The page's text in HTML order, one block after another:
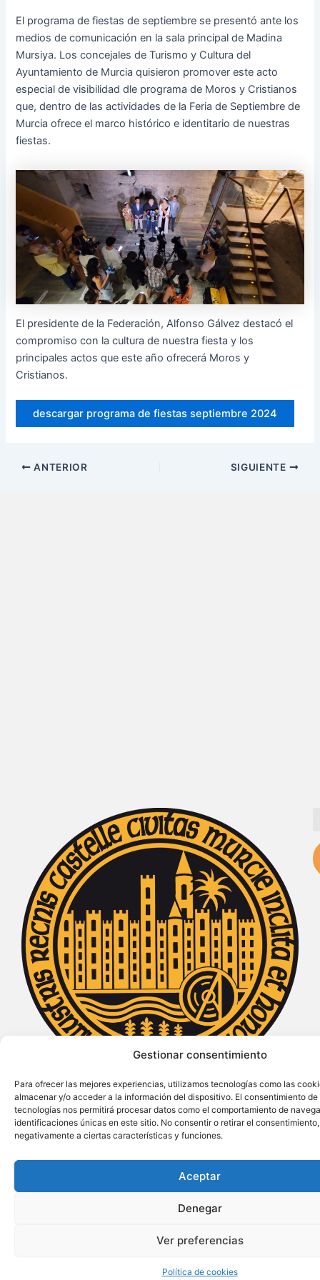
Gestionar consentimiento
Para ofrecer las mejores experiencias, utilizamos tecnologías como las
almacenar y/o acceder a la información del dispositivo. El consentimiento de
tecnologías nos permitirá procesar datos como el comportamiento de
identificaciones únicas en este sitio. No consentir o retirar el
negativamente a ciertas características y funciones.
Aceptar
Denegar
Ver preferencias
Política de cookies
e
b
o
o
k
t
a
g
r
a
m
i
p
e
d
i
a
w
El programa de fiestas de septiembre se presentó ante los
medios de comunicación en la sala principal de Madina
Mursiya. Los concejales de Turismo y Cultura del
Ayuntamiento de Murcia quisieron promover este acto
especial de visibilidad dle programa de Moros y Cristianos
que, dentro de las actividades de la Feria de Septiembre de
Murcia ofrece el marco histórico e identitario de nuestras
fiestas.
El presidente de la Federación, Alfonso Gálvez destacó el
compromiso con la cultura de nuestra fiesta y los
principales actos que este año ofrecerá Moros y
Cristianos.
descargar programa de fiestas septiembre 2024
ANTERIOR SIGUIENTE
Declarada de Interés Turístico Internacional